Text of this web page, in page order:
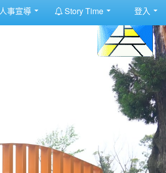
人事宣導 Story Time 登入